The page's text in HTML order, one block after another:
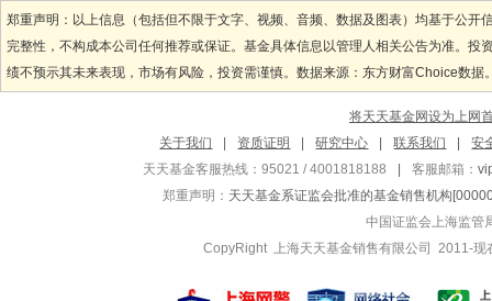
郑重声明：以上信息（包括但不限于文字、视频、音频、数据及图表）均基于公
完整性，不构成本公司任何推荐或保证。基金具体信息以管理人相关公告为准。
绩不预示其未来表现，市场有风险，投资需谨慎。数据来源：东方财富Choice数据
将天天基金网设为上网
关于我们
资质证明 研究中心 联系我们
安
天天基金客服热线：95021 / 4001818188
客服邮箱：
郑重声明： 天天基金系证监会批准的基金销售机构
中国证监会上海监管
CopyRight 上海天天基金销售有限公司 2011-